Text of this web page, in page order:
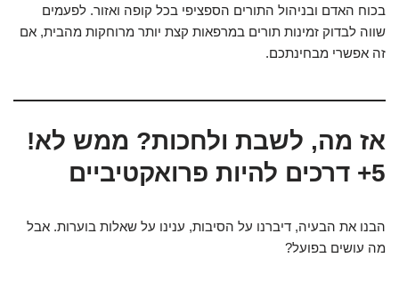
בכוח האדם ובניהול התורים הספציפי בכל קופה ואזור. לפעמים
שווה לבדוק זמינות תורים במרפאות קצת יותר מרוחקות מהבית, אם
זה אפשרי מבחינתכם.
אז מה, לשבת ולחכות? ממש לא!
5+ דרכים להיות פרואקטיביים
הבנו את הבעיה, דיברנו על הסיבות, ענינו על שאלות בוערות. אבל
מה עושים בפועל?